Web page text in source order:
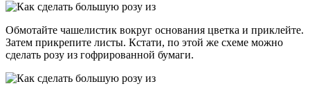
Обмотайте чашелистик вокруг основания цветка и приклейте.
Затем прикрепите листы. Кстати, по этой же схеме можно
сделать розу из гофрированной бумаги.